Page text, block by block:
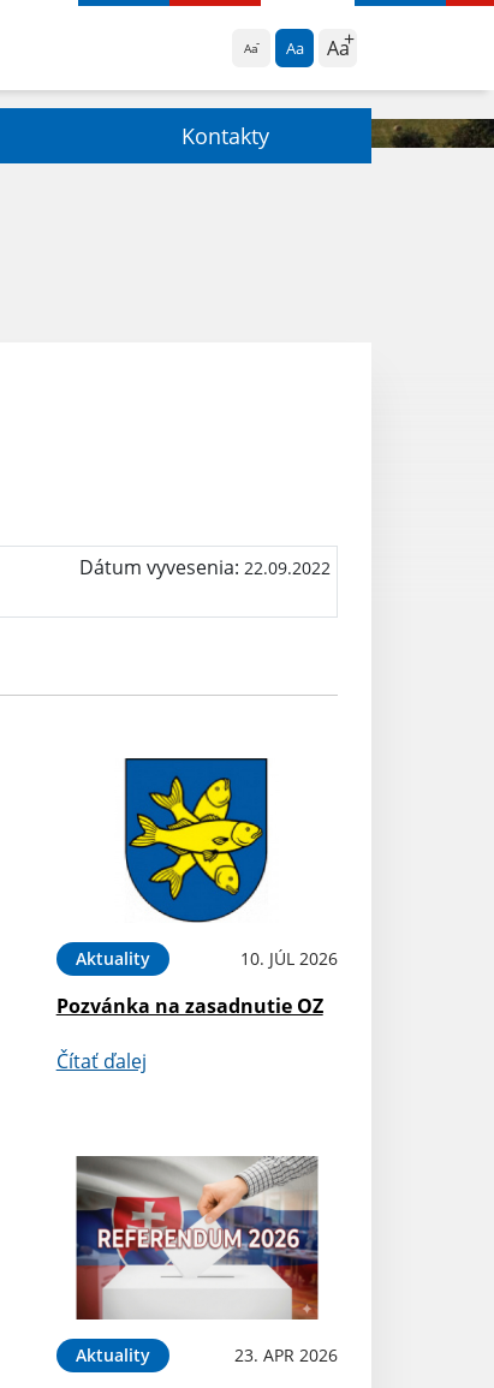
Aa Aa Aa
Kontakty
Dátum vyvesenia: 22.09.2022
Aktuality 10. JÚL 2026
Pozvánka na zasadnutie OZ
Čítať ďalej
Aktuality 23. APR 2026